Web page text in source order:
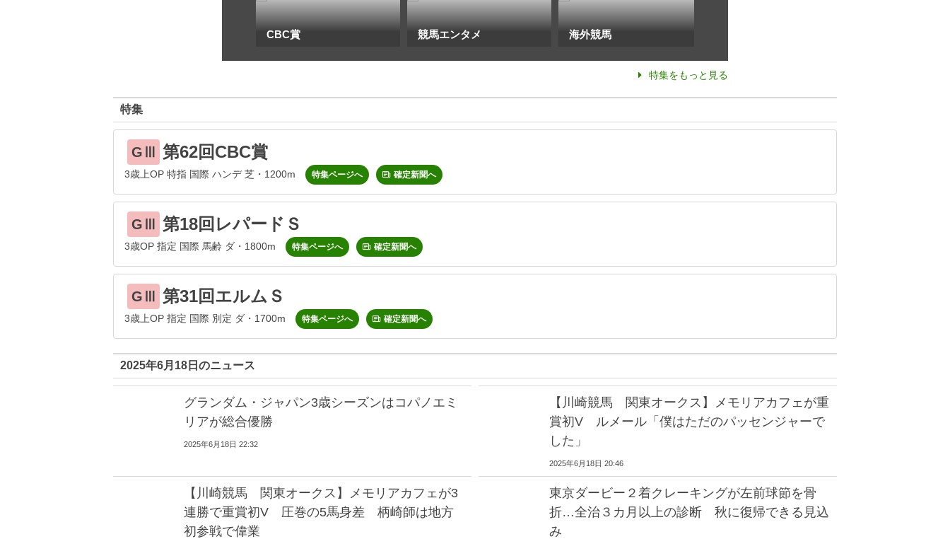
CBC賞 競馬エンタメ 海外競馬
特集をもっと見る
特集
GⅢ 第62回CBC賞
3歳上OP 特指 国際 ハンデ 芝・1200m 特集ページへ 確定新聞へ
GⅢ 第18回レパードＳ
3歳OP 指定 国際 馬齢 ダ・1800m 特集ページへ 確定新聞へ
GⅢ 第31回エルムＳ
3歳上OP 指定 国際 別定 ダ・1700m 特集ページへ 確定新聞へ
2025年6月18日のニュース
グランダム・ジャパン3歳シーズンはコパノエミ
リアが総合優勝
2025年6月18日 22:32
【川崎競馬 関東オークス】メモリアカフェが重
賞初V ルメール「僕はただのパッセンジャーで
した」
2025年6月18日 20:46
【川崎競馬 関東オークス】メモリアカフェが3
連勝で重賞初V 圧巻の5馬身差 柄崎師は地方
初参戦で偉業
東京ダービー２着クレーキングが左前球節を骨
折…全治３カ月以上の診断 秋に復帰できる見込
み